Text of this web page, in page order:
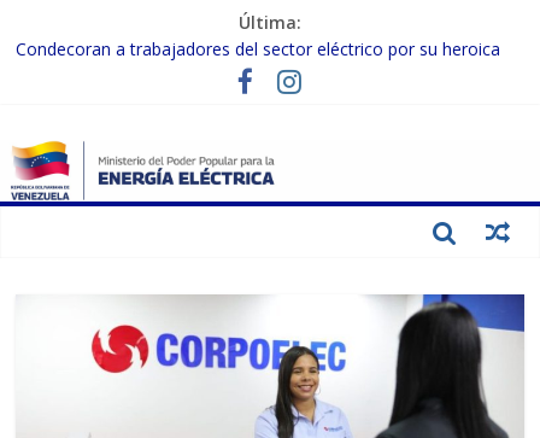
Última:
Condecoran a trabajadores del sector eléctrico por su heroica
labor tras el doble sismo del 24-J
Gobierno Nacional coordina acciones con el sector privado para
Inspeccionan trabajos de rehabilitación en instalaciones del SEN
en Carabobo
Gobierno Nacional activa plan preventivo para fortalecer el SEN